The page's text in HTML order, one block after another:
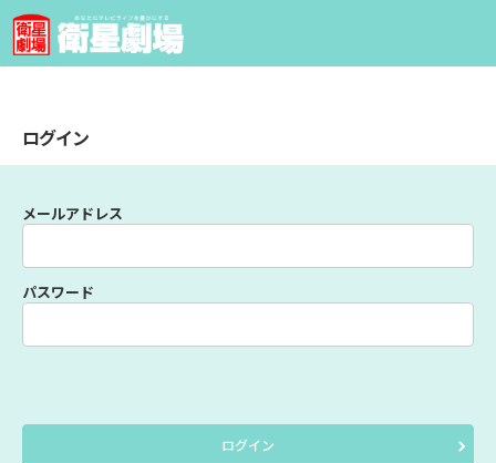
ログイン
メールアドレス
パスワード
ログイン